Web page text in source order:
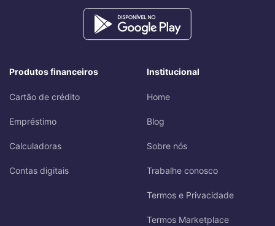
Produtos financeiros
Cartão de crédito
Empréstimo
Calculadoras
Contas digitais
Institucional
Home
Blog
Sobre nós
Trabalhe conosco
Termos e Privacidade
Termos Marketplace